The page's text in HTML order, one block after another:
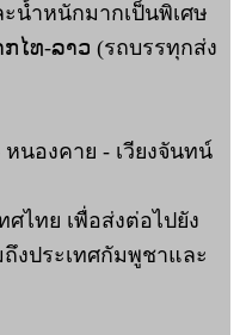
น้ำหนักมากเป็นพิเศษ
ໄທ-ລາວ (รถบรรทุกส่ง
หนองคาย - เวียงจันทน์
ไทย เพื่อส่งต่อไปยัง
งประเทศกัมพูชาและ